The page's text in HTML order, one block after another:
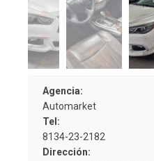
Agencia:
Automarket
Tel:
8134-23-2182
Dirección: